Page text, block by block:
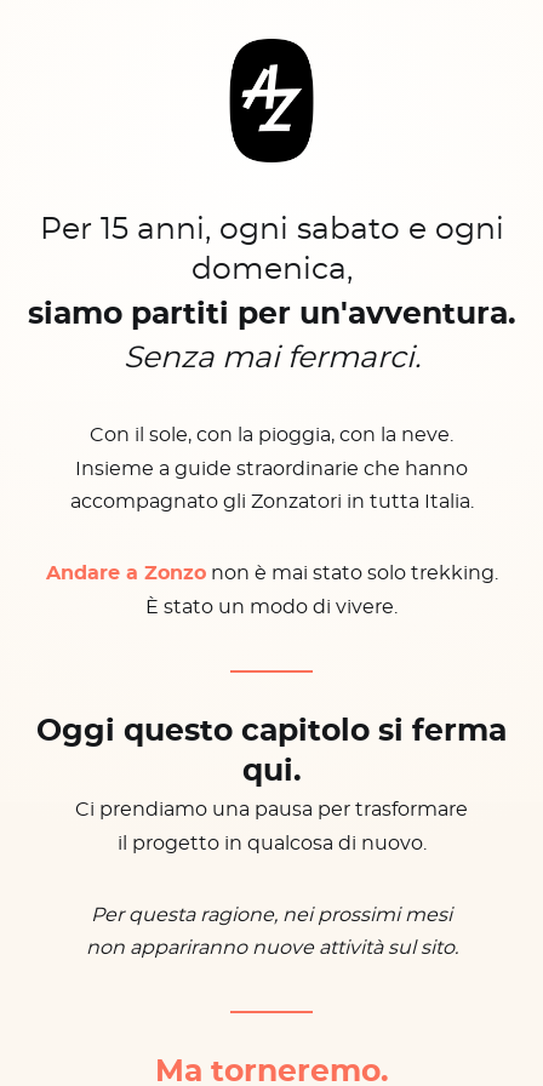
Per 15 anni, ogni sabato e ogni
domenica,
siamo partiti per un'avventura.
Senza mai fermarci.
Con il sole, con la pioggia, con la neve.
Insieme a guide straordinarie che hanno
accompagnato gli Zonzatori in tutta Italia.
Andare a Zonzonon è mai stato solo trekking.
È stato un modo di vivere.
Oggi questo capitolo si ferma
qui.
Ci prendiamo una pausa per trasformare
il progetto in qualcosa di nuovo.
Per questa ragione, nei prossimi mesi
non appariranno nuove attività sul sito.
Ma torneremo.